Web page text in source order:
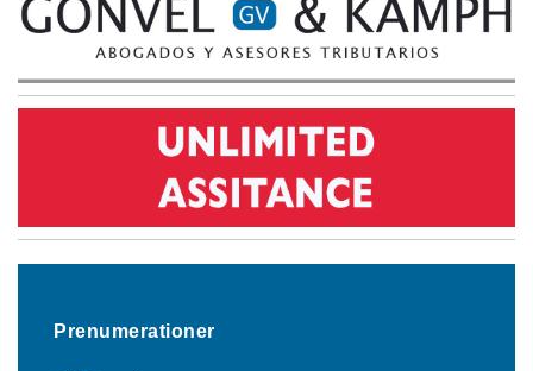
Prenumerationer